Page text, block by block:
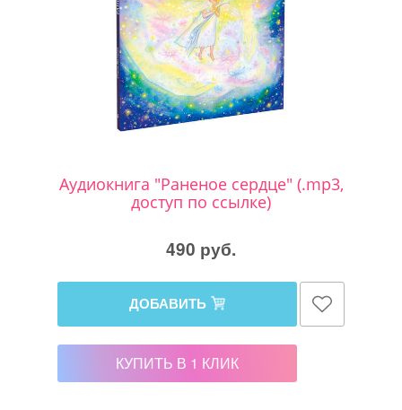
Аудиокнига "Раненое сердце" (.mp3,
доступ по ссылке)
490 руб.
ДОБАВИТЬ
КУПИТЬ В 1 КЛИК